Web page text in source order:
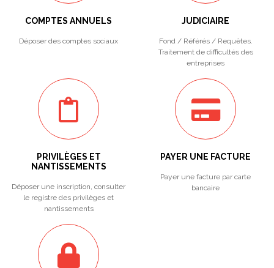
COMPTES ANNUELS
Déposer des comptes sociaux
JUDICIAIRE
Fond / Référés / Requêtes.
Traitement de difficultés des
entreprises
PRIVILÈGES ET
NANTISSEMENTS
Déposer une inscription, consulter
le registre des privilèges et
nantissements
PAYER UNE FACTURE
Payer une facture par carte
bancaire